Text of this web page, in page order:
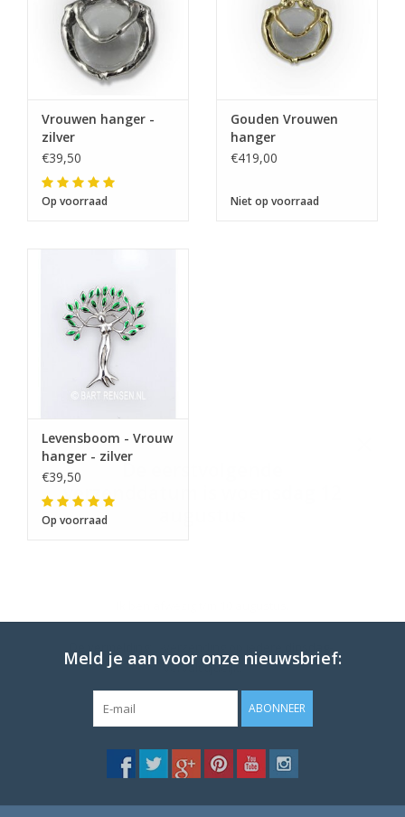
Vrouwen hanger -
zilver
€39,50
Op voorraad
Gouden Vrouwen
hanger
€419,00
Niet op voorraad
Levensboom - Vrouw
hanger - zilver
€39,50
Op voorraad
Meld je aan voor onze nieuwsbrief:
ABONNEER
verzenddatum is woensdag 12
vervalt tijdeijk.